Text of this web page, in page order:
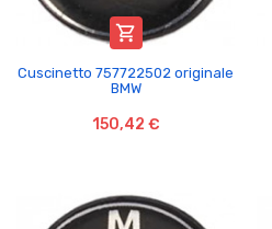

Cuscinetto 757722502 originale
BMW
150,42 €